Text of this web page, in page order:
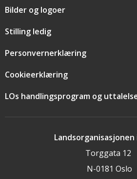
Landsorganisasjonen
Torggata 12
N-0181 Oslo
Bilder og logoer
Stilling ledig
Personvernerklæring
Cookieerklæring
LOs handlingsprogram og